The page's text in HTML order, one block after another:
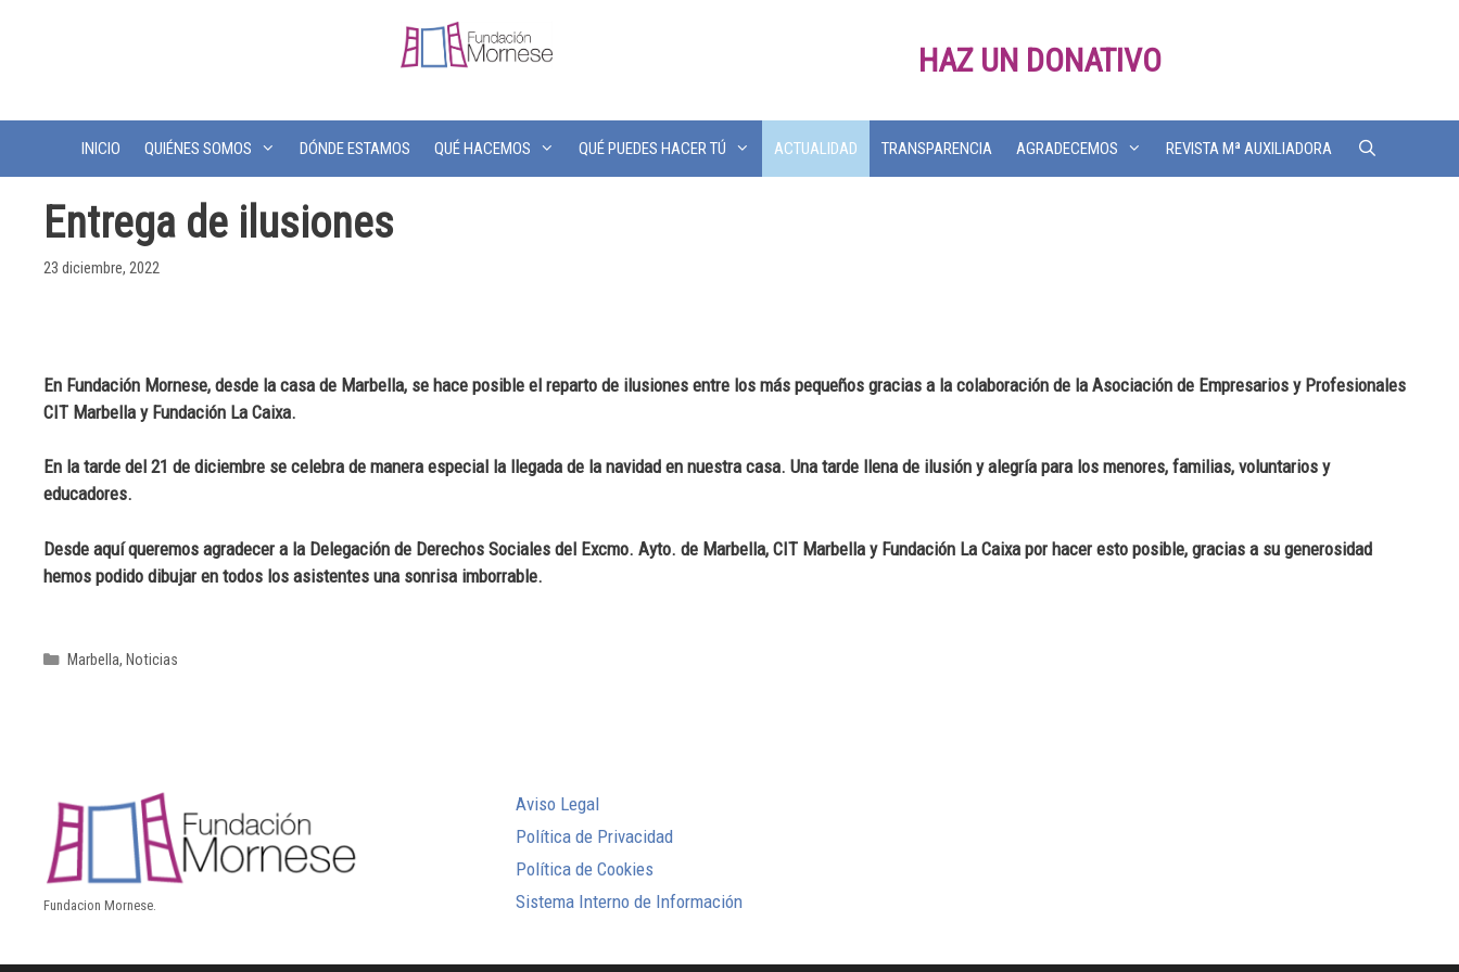
HAZ UN DONATIVO
INICIO QUIÉNES SOMOS DÓNDE ESTAMOS QUÉ HACEMOS QUÉ PUEDES HACER TÚ ACTUALIDAD TRANSPARENCIA AGRADECEMOS REVISTA Mª AUXILIADORA
Entrega de ilusiones
23 diciembre, 2022
En Fundación Mornese, desde la casa de Marbella, se hace posible el reparto de ilusiones entre los más pequeños gracias a la colaboración de la Asociación de Empresarios y Profesionales
CIT Marbella y Fundación La Caixa.
En la tarde del 21 de diciembre se celebra de manera especial la llegada de la navidad en nuestra casa. Una tarde llena de ilusión y alegría para los menores, familias, voluntarios y
educadores.
Desde aquí queremos agradecer a la Delegación de Derechos Sociales del Excmo. Ayto. de Marbella, CIT Marbella y Fundación La Caixa por hacer esto posible, gracias a su generosidad
hemos podido dibujar en todos los asistentes una sonrisa imborrable.
Marbella, Noticias
Fundacion Mornese.
Aviso Legal
Política de Privacidad
Política de Cookies
Sistema Interno de Información